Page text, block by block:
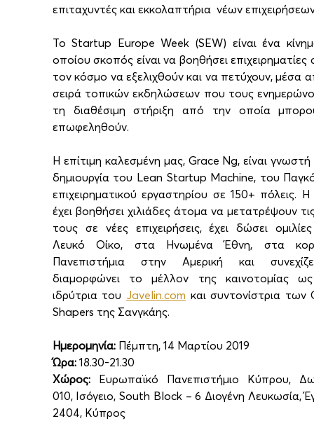
επιταχυντές και εκκολαπτήρια  νέων
Το Startup Europe Week (SEW) είναι ένα
οποίου σκοπός είναι να βοηθήσει επιχειρηματίες
τον κόσμο να εξελιχθούν και να πετύχουν, μέσα
σειρά τοπικών εκδηλώσεων που τους
τη διαθέσιμη στήριξη από την οποία
επωφεληθούν.
Η επίτιμη καλεσμένη μας, Grace Ng, είναι γνωστή
δημιουργία του Lean Startup Machine, του
επιχειρηματικού εργαστηρίου σε 150+ πόλεις.
έχει βοηθήσει χιλιάδες άτομα να μετατρέψουν
τους σε νέες επιχειρήσεις, έχει δώσει
Λευκό Οίκο, στα Ηνωμένα Έθνη, στα
Πανεπιστήμια στην Αμερική και
διαμορφώνει το μέλλον της καινοτομίας
ιδρύτρια του Javelin.com και συντονίστρια των
Shapers της Σανγκάης.
Ημερομηνία: Πέμπτη, 14 Μαρτίου 2019
Ώρα: 18.30-21.30
Χώρος: Ευρωπαϊκό Πανεπιστήμιο Κύπρου,
010, Ισόγειο, South Block – 6 Διογένη Λευκωσία,
2404, Κύπρος